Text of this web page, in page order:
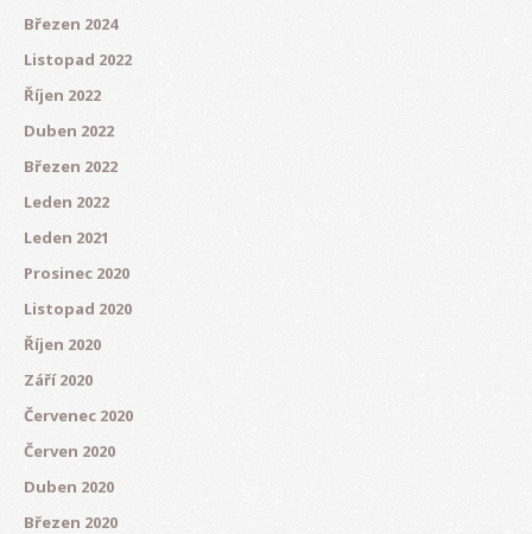
Březen 2024
Listopad 2022
Říjen 2022
Duben 2022
Březen 2022
Leden 2022
Leden 2021
Prosinec 2020
Listopad 2020
Říjen 2020
Září 2020
Červenec 2020
Červen 2020
Duben 2020
Březen 2020